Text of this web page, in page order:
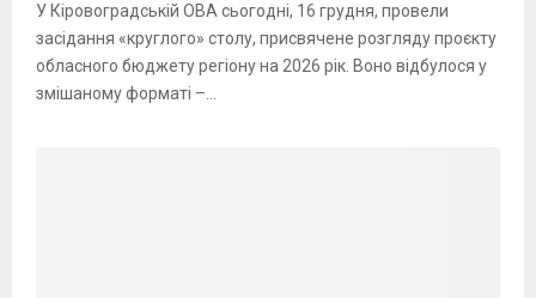
У Кіровоградській ОВА сьогодні, 16 грудня, провели
засідання «круглого» столу, присвячене розгляду проєкту
обласного бюджету регіону на 2026 рік. Воно відбулося у
змішаному форматі –...